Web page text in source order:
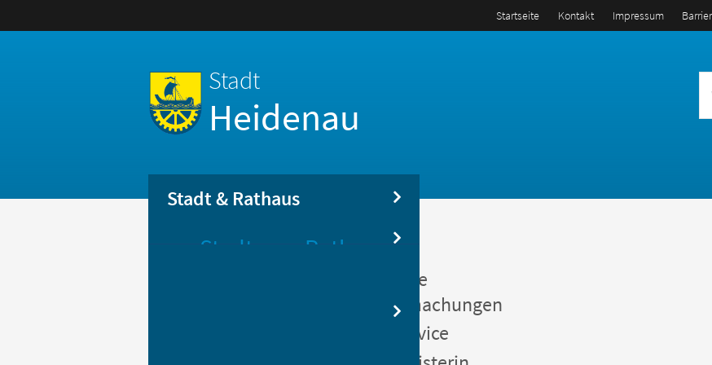
Startseite Kontakt Impressum
Stadt
Heidenau
Stadt & Rathaus
Stadt Rathaus
Öffentliche
Bekanntmachungen
Bürgerservice